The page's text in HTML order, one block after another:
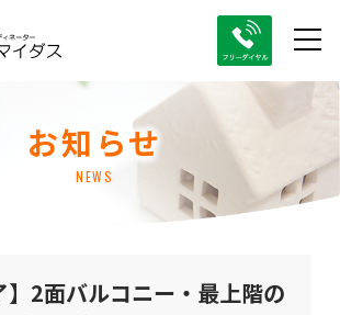
お知らせ
NEWS
】2面バルコニー・最上階の